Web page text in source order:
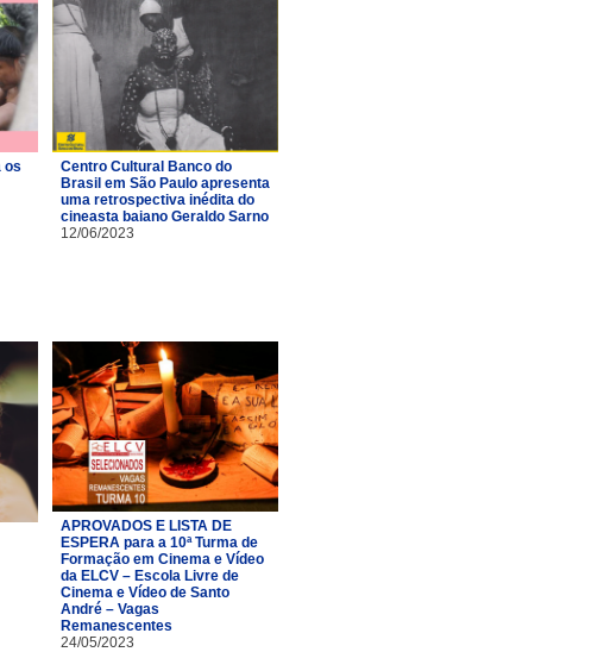
os
Centro Cultural Banco do
Brasil em São Paulo apresenta
uma retrospectiva inédita do
cineasta baiano Geraldo Sarno
12/06/2023
APROVADOS E LISTA DE
ESPERA para a 10ª Turma de
Formação em Cinema e Vídeo
da ELCV – Escola Livre de
Cinema e Vídeo de Santo
André – Vagas
Remanescentes
24/05/2023